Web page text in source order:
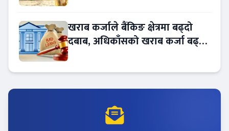
खराब कर्जाले बैंकिङ क्षेत्रमा बढ्दो
दबाब, अधिकाँसको खराब कर्जा बढ्दो